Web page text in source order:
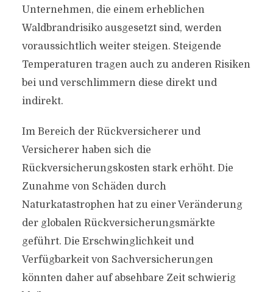
Unternehmen, die einem erheblichen
Waldbrandrisiko ausgesetzt sind, werden
voraussichtlich weiter steigen. Steigende
Temperaturen tragen auch zu anderen Risiken
bei und verschlimmern diese direkt und
indirekt.
Im Bereich der Rückversicherer und
Versicherer haben sich die
Rückversicherungskosten stark erhöht. Die
Zunahme von Schäden durch
Naturkatastrophen hat zu einer Veränderung
der globalen Rückversicherungsmärkte
geführt. Die Erschwinglichkeit und
Verfügbarkeit von Sachversicherungen
könnten daher auf absehbare Zeit schwierig